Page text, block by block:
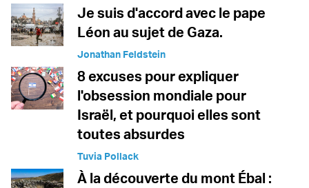
Je suis d'accord avec le pape
Léon au sujet de Gaza.
Jonathan Feldstein
8 excuses pour expliquer
l'obsession mondiale pour
Israël, et pourquoi elles sont
toutes absurdes
Tuvia Pollack
À la découverte du mont Ébal :